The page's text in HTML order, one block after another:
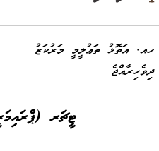
ހއ. އަތޮޅު ތަޢުލީމީ މަރުކަޒު
ދިވެހިރާއްޖެ
ޓީޗަރ